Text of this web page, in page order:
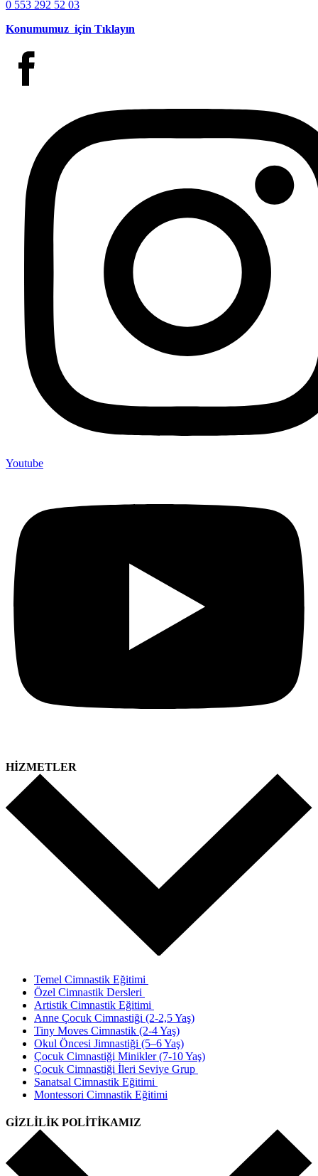
0 553 292 52 03
Konumumuz için Tıklayın
Youtube
HİZMETLER
Temel Cimnastik Eğitimi
Özel Cimnastik Dersleri
Artistik Cimnastik Eğitimi
Anne Çocuk Cimnastiği (2-2,5 Yaş)
Tiny Moves Cimnastik (2-4 Yaş)
Okul Öncesi Jimnastiği (5–6 Yaş)
Çocuk Cimnastiği Minikler (7-10 Yaş)
Çocuk Cimnastiği İleri Seviye Grup
Sanatsal Cimnastik Eğitimi
Montessori Cimnastik Eğitimi
GİZLİLİK POLİTİKAMIZ